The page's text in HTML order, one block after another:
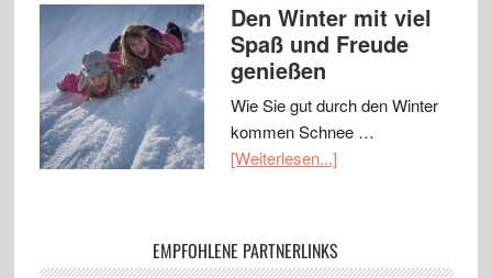
Den Winter mit viel
Spaß und Freude
genießen
Wie Sie gut durch den Winter
kommen Schnee …
[Weiterlesen...]
EMPFOHLENE PARTNERLINKS